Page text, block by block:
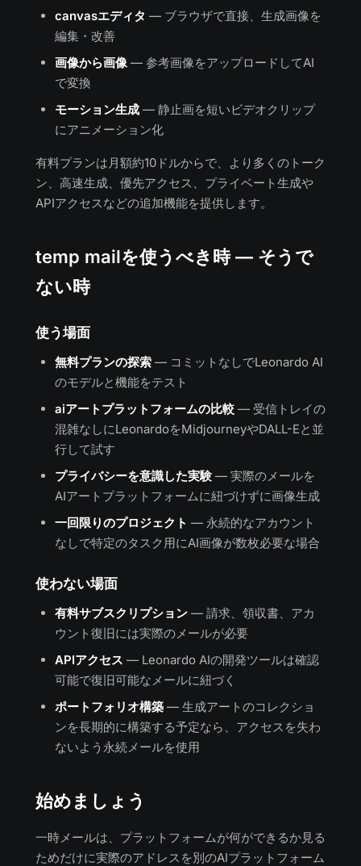
canvasエディタ — ブラウザで直接、生成画像を
編集・改善
画像から画像— 参考画像をアップロードしてAI
で変換
モーション生成 — 静止画を短いビデオクリップ
にアニメーション化
有料プランは月額約10ドルからで、より多くのトーク
ン、高速生成、優先アクセス、プライベート生成や
APIアクセスなどの追加機能を提供します。
temp mailを使うべき時 — そうで
ない時
使う場面
無料プランの探索 — コミットなしでLeonardo AI
のモデルと機能をテスト
aiアートプラットフォームの比較 — 受信トレイの
混雑なしにLeonardoをMidjourneyやDALL-Eと並
行して試す
プライバシーを意識した実験 — 実際のメールを
AIアートプラットフォームに紐づけずに画像生成
一回限りのプロジェクト — 永続的なアカウント
なしで特定のタスク用にAI画像が数枚必要な場合
使わない場面
有料サブスクリプション — 請求、領収書、アカ
ウント復旧には実際のメールが必要
APIアクセス — Leonardo AIの開発ツールは確認
可能で復旧可能なメールに紐づく
ポートフォリオ構築 — 生成アートのコレクショ
ンを長期的に構築する予定なら、アクセスを失わ
ないよう永続メールを使用
始めましょう
一時メールは、プラットフォームが何ができるか見る
ためだけに実際のアドレスを別のAIプラットフォーム